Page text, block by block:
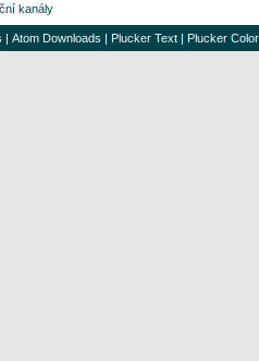
kanály
| Atom Downloads | Plucker Text | Plucker Color